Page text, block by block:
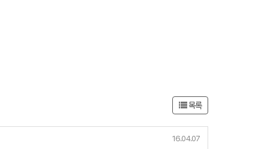
목록
16.04.07